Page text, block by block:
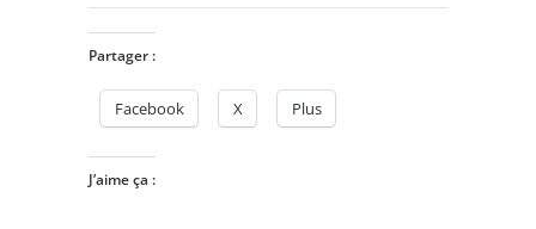
Partager :
Facebook X Plus
J’aime ça :